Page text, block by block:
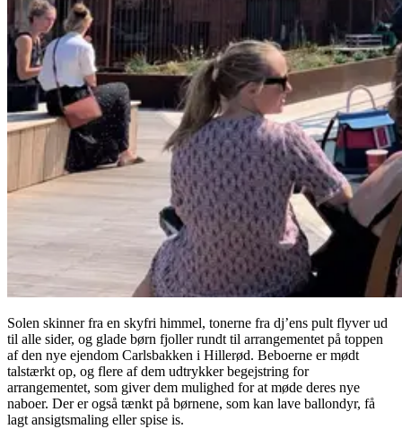
Solen skinner fra en skyfri himmel, tonerne fra dj’ens pult flyver ud
til alle sider, og glade børn fjoller rundt til arrangementet på toppen
af den nye ejendom Carlsbakken i Hillerød. Beboerne er mødt
talstærkt op, og flere af dem udtrykker begejstring for
arrangementet, som giver dem mulighed for at møde deres nye
naboer. Der er også tænkt på børnene, som kan lave ballondyr, få
lagt ansigtsmaling eller spise is.